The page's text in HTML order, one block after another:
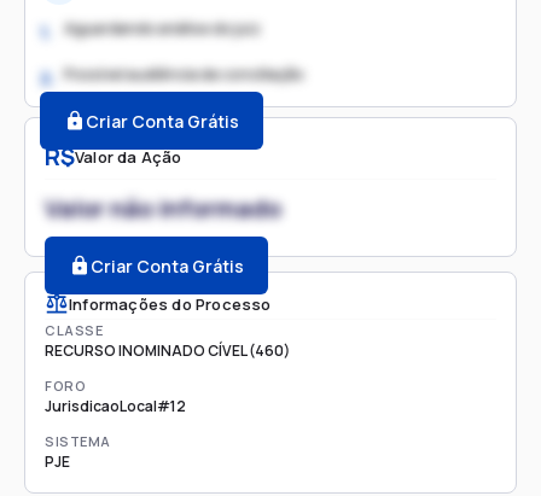
R$Valor da Ação
Valor não informado
Criar Conta Grátis
Informações do Processo
CLASSE
RECURSO INOMINADO CÍVEL (460)
FORO
JurisdicaoLocal#12
SISTEMA
PJE
1. Aguardando análise do juiz
2. Possível audiência de conciliação
Criar Conta Grátis